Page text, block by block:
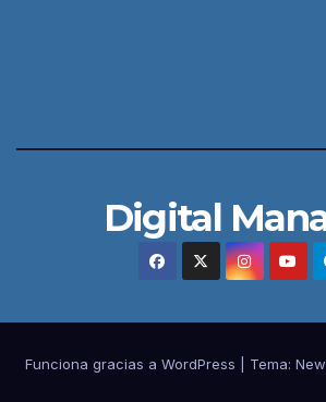
Digital
Funciona gracias a WordPress Tema: